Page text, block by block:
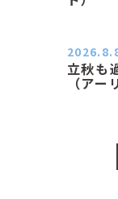
立秋も
（アー